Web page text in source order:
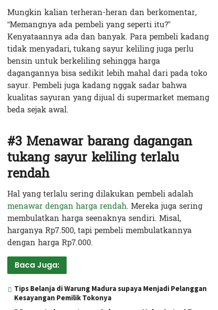
Mungkin kalian terheran-heran dan berkomentar,
“Memangnya ada pembeli yang seperti itu?”
Kenyataannya ada dan banyak. Para pembeli kadang
tidak menyadari, tukang sayur keliling juga perlu
bensin untuk berkeliling sehingga harga
dagangannya bisa sedikit lebih mahal dari pada toko
sayur. Pembeli juga kadang nggak sadar bahwa
kualitas sayuran yang dijual di supermarket memang
beda sejak awal.
#3 Menawar barang dagangan
tukang sayur keliling terlalu
rendah
Hal yang terlalu sering dilakukan pembeli adalah
menawar dengan harga rendah. Mereka juga sering
membulatkan harga seenaknya sendiri. Misal,
harganya Rp7.500, tapi pembeli membulatkannya
dengan harga Rp7.000.
Baca Juga:
Tips Belanja di Warung Madura supaya Menjadi Pelanggan
Kesayangan Pemilik Tokonya